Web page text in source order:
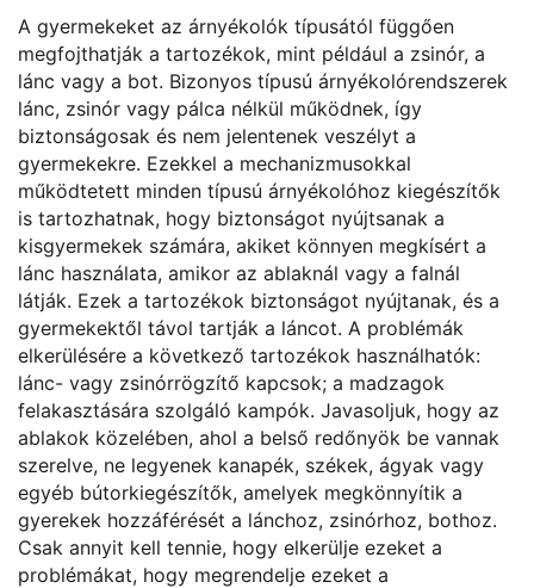
A gyermekeket az árnyékolók típusától függően
megfojthatják a tartozékok, mint például a zsinór, a
lánc vagy a bot. Bizonyos típusú árnyékolórendszerek
lánc, zsinór vagy pálca nélkül működnek, így
biztonságosak és nem jelentenek veszélyt a
gyermekekre. Ezekkel a mechanizmusokkal
működtetett minden típusú árnyékolóhoz kiegészítők
is tartozhatnak, hogy biztonságot nyújtsanak a
kisgyermekek számára, akiket könnyen megkísért a
lánc használata, amikor az ablaknál vagy a falnál
látják. Ezek a tartozékok biztonságot nyújtanak, és a
gyermekektől távol tartják a láncot. A problémák
elkerülésére a következő tartozékok használhatók:
lánc- vagy zsinórrögzítő kapcsok; a madzagok
felakasztására szolgáló kampók. Javasoljuk, hogy az
ablakok közelében, ahol a belső redőnyök be vannak
szerelve, ne legyenek kanapék, székek, ágyak vagy
egyéb bútorkiegészítők, amelyek megkönnyítik a
gyerekek hozzáférését a lánchoz, zsinórhoz, bothoz.
Csak annyit kell tennie, hogy elkerülje ezeket a
problémákat, hogy megrendelje ezeket a